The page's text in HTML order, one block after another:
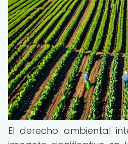
El derecho ambiental